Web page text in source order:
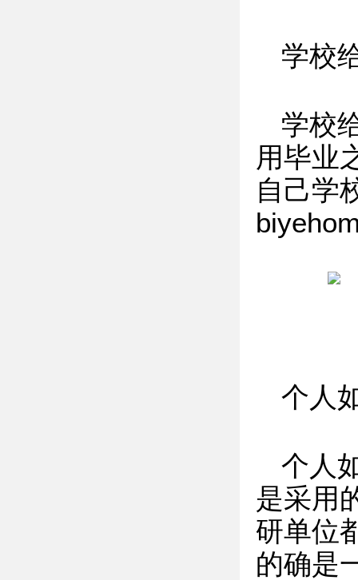
学校
学校
用毕业
自己学
个人
个人
是采用
研单位
的确是